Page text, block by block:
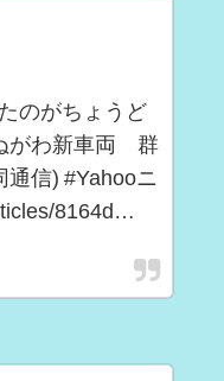
のがちょうど
がわ新車両 群
信) #Yahooニ
8164d…